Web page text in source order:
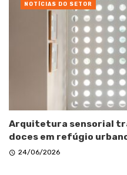
Arquitetura sensorial
doces em refúgio
24/06/2026
NOTÍCIAS DO SETOR